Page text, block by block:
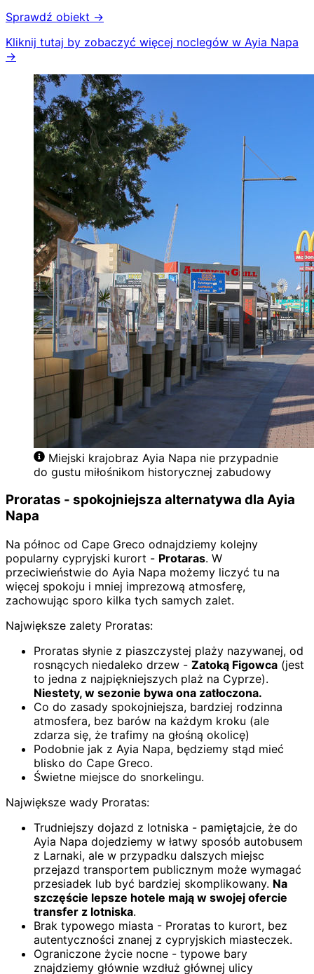
Sprawdź obiekt →
Kliknij tutaj by zobaczyć więcej noclegów w Ayia Napa
→
Miejski krajobraz Ayia Napa nie przypadnie
do gustu miłośnikom historycznej zabudowy
Proratas - spokojniejsza alternatywa dla Ayia
Napa
Na północ od Cape Greco odnajdziemy kolejny
popularny cypryjski kurort - Protaras. W
przeciwieństwie do Ayia Napa możemy liczyć tu na
więcej spokoju i mniej imprezową atmosferę,
zachowując sporo kilka tych samych zalet.
Największe zalety Proratas:
Proratas słynie z piaszczystej plaży nazywanej, od
rosnących niedaleko drzew - Zatoką Figowca (jest
to jedna z najpiękniejszych plaż na Cyprze).
Niestety, w sezonie bywa ona zatłoczona.
Co do zasady spokojniejsza, bardziej rodzinna
atmosfera, bez barów na każdym kroku (ale
zdarza się, że trafimy na głośną okolicę)
Podobnie jak z Ayia Napa, będziemy stąd mieć
blisko do Cape Greco.
Świetne miejsce do snorkelingu.
Największe wady Proratas:
Trudniejszy dojazd z lotniska - pamiętajcie, że do
Ayia Napa dojedziemy w łatwy sposób autobusem
z Larnaki, ale w przypadku dalszych miejsc
przejazd transportem publicznym może wymagać
przesiadek lub być bardziej skomplikowany. Na
szczęście lepsze hotele mają w swojej ofercie
transfer z lotniska.
Brak typowego miasta - Proratas to kurort, bez
autentyczności znanej z cypryjskich miasteczek.
Ograniczone życie nocne - typowe bary
znajdziemy głównie wzdłuż głównej ulicy